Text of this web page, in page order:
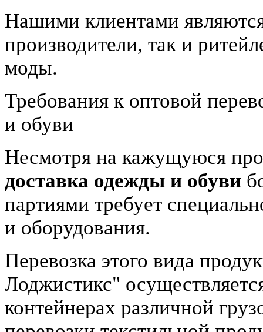
Нашими клиентами
производители, так и
моды.
Требования к оптовой
и обуви
Несмотря на кажущуюся
доставка одежды и обуви
партиями требует
и оборудования.
Перевозка этого вида
Лоджистикс"
контейнерах различной